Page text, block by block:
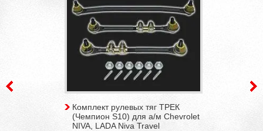
Комплект рулевых тяг ТРЕК
(Чемпион S10) для а/м Chevrolet
NIVA, LADA Niva Travel